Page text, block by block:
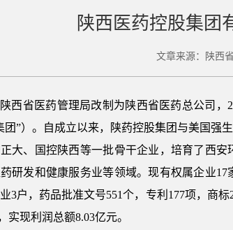
陕西医药控股集团
文章来源：陕西
陕西省医药管理局改制为陕西省医药总公司
团”）。自成立以来，陕药控股集团与美国强
大、国控陕西等一批骨干企业，培育了西
研发和健康服务业等领域。现有权属企业
3户，药品批准文号551个，专利177项，商
实现利润总额8.03亿元。